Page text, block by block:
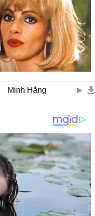
Minh Hằng